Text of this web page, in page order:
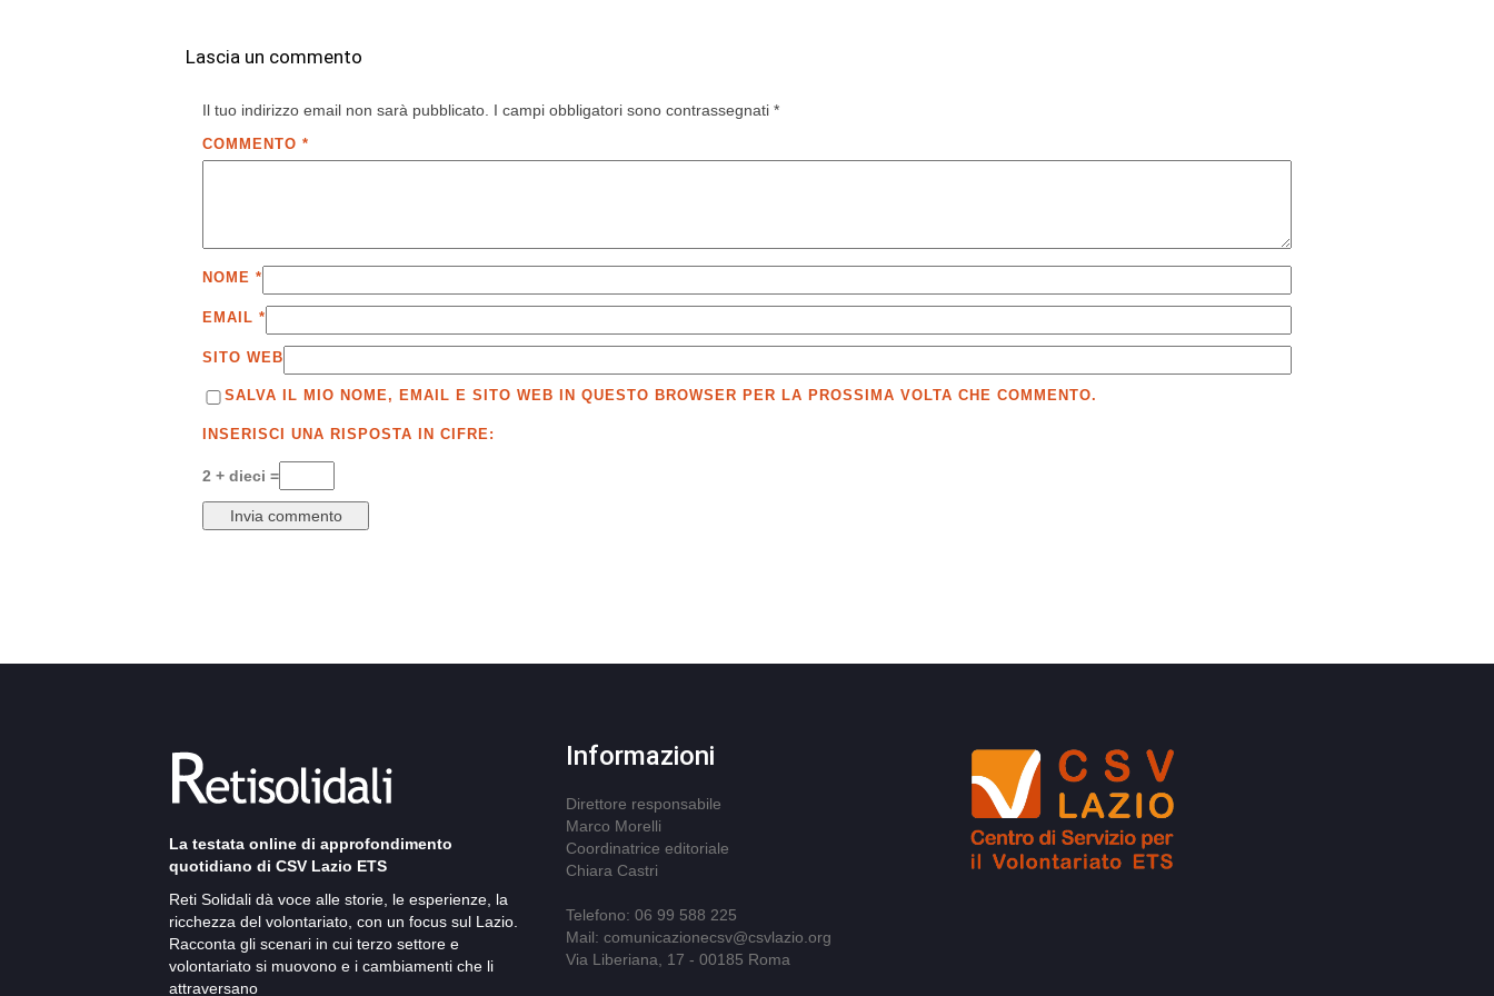
Lascia un commento
Il tuo indirizzo email non sarà pubblicato. I campi obbligatori sono contrassegnati *
COMMENTO *
NOME *
EMAIL *
SITO WEB
SALVA IL MIO NOME, EMAIL E SITO WEB IN QUESTO BROWSER PER LA PROSSIMA VOLTA CHE COMMENTO.
INSERISCI UNA RISPOSTA IN CIFRE:
2 + dieci =
La testata online di approfondimento
quotidiano di CSV Lazio ETS
Reti Solidali dà voce alle storie, le esperienze, la
ricchezza del volontariato, con un focus sul Lazio.
Racconta gli scenari in cui terzo settore e
volontariato si muovono e i cambiamenti che li
attraversano
Informazioni
Direttore responsabile
Marco Morelli
Coordinatrice editoriale
Chiara Castri
Telefono: 06 99 588 225
Mail: comunicazionecsv@csvlazio.org
Via Liberiana, 17 - 00185 Roma